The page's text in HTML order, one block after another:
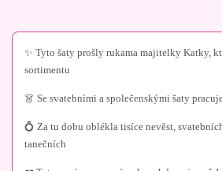
✨ Tyto šaty prošly rukama majitelky Katky,
sortimentu
👗 Se svatebními a společenskými šaty
💍 Za tu dobu oblékla tisíce nevěst,
tanečních